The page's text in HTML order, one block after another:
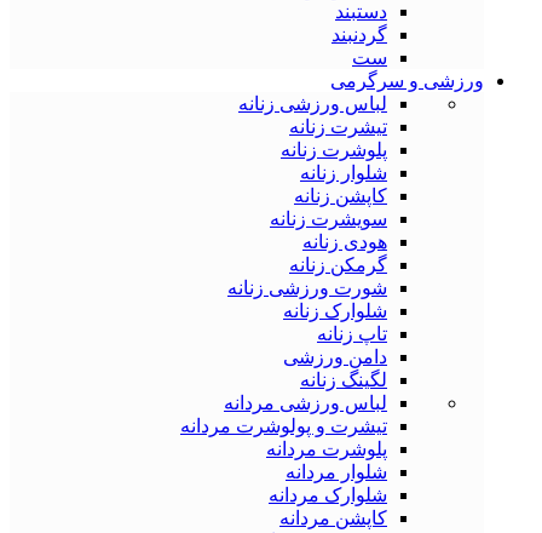
دستبند
گردنبند
ست
ورزشی و سرگرمی
لباس ورزشی زنانه
تیشرت زنانه
پلوشرت زنانه
شلوار زنانه
کاپشن زنانه
سویشرت زنانه
هودی زنانه
گرمکن زنانه
شورت ورزشی زنانه
شلوارک زنانه
تاپ زنانه
دامن ورزشی
لگینگ زنانه
لباس ورزشی مردانه
تیشرت و پولوشرت مردانه
پلوشرت مردانه
شلوار مردانه
شلوارک مردانه
کاپشن مردانه